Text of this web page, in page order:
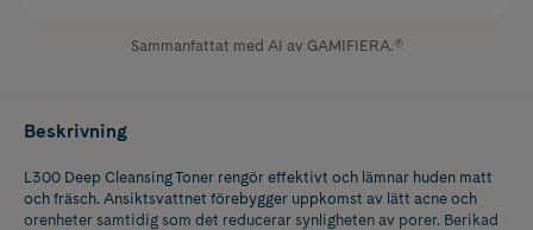
Sammanfattat med AI av GAMIFIERA.®
Beskrivning
L300 Deep Cleansing Toner rengör effektivt och lämnar huden matt
och fräsch. Ansiktsvattnet förebygger uppkomst av lätt acne och
orenheter samtidig som det reducerar synligheten av porer. Berikad